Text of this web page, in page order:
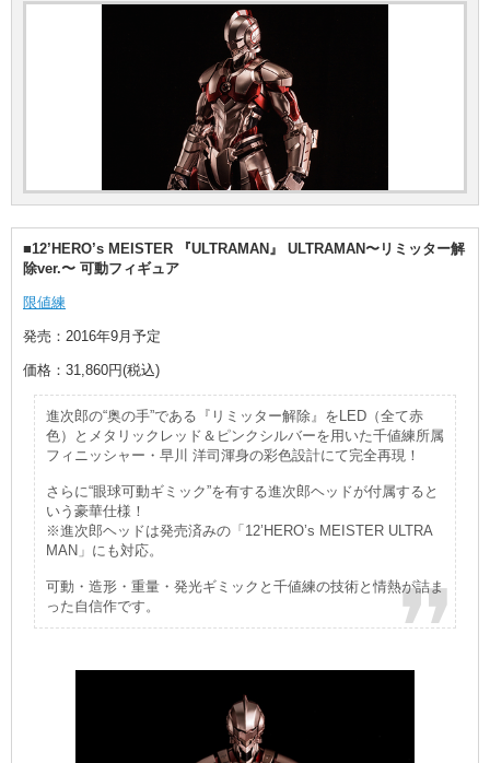
■12’HERO’s MEISTER 『ULTRAMAN』 ULTRAMAN〜リミッター解
除ver.〜 可動フィギュア
限値練
発売：2016年9月予定
価格：31,860円(税込)
進次郎の“奥の手”である『リミッター解除』をLED（全て赤
色）とメタリックレッド＆ピンクシルバーを用いた千値練所属
フィニッシャー・早川 洋司渾身の彩色設計にて完全再現！
さらに“眼球可動ギミック”を有する進次郎ヘッドが付属すると
いう豪華仕様！
※進次郎ヘッドは発売済みの「12’HERO’s MEISTER ULTRA
MAN」にも対応。
可動・造形・重量・発光ギミックと千値練の技術と情熱が詰ま
った自信作です。